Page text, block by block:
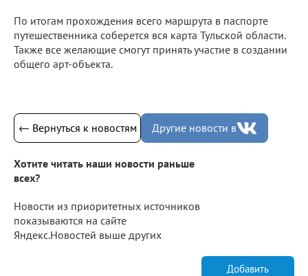
По итогам прохождения всего маршрута в паспорте
путешественника соберется вся карта Тульской области.
Также все желающие смогут принять участие в создании
общего арт-объекта.
← Вернуться к новостям Другие новости в
Хотите читать наши новости раньше
всех?
Новости из приоритетных источников
показываются на сайте
Яндекс.Новостей выше других
Добавить